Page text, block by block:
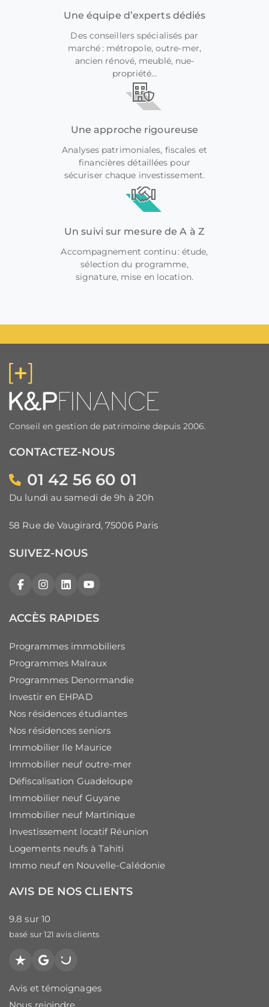
Une équipe d’experts dédiés
Des conseillers spécialisés par
marché : métropole, outre-mer,
ancien rénové, meublé, nue-
propriété…
Une approche rigoureuse
Analyses patrimoniales, fiscales et
financières détaillées pour
sécuriser chaque investissement.
Un suivi sur mesure de A à Z
Accompagnement continu : étude,
sélection du programme,
signature, mise en location.
Conseil en gestion de patrimoine depuis 2006.
CONTACTEZ-NOUS
01 42 56 60 01
Du lundi au samedi de 9h à 20h
58 Rue de Vaugirard, 75006 Paris
SUIVEZ-NOUS
FacebookInstagram
LinkedInYouTube
ACCÈS RAPIDES
Programmes immobiliers
Programmes Malraux
Programmes Denormandie
Investir en EHPAD
Nos résidences étudiantes
Nos résidences seniors
Immobilier Ile Maurice
Immobilier neuf outre-mer
Défiscalisation Guadeloupe
Immobilier neuf Guyane
Immobilier neuf Martinique
Investissement locatif Réunion
Logements neufs à Tahiti
Immo neuf en Nouvelle-Calédonie
AVIS DE NOS CLIENTS
9.8 sur 10
basé sur 121 avis clients
Trustpilot
GooglePagesJaunes
Avis et témoignages
Nous rejoindre